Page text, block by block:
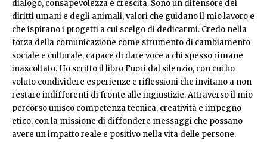
dialogo, consapevolezza e crescita. Sono un difensore dei
diritti umani e degli animali, valori che guidano il mio lavoro e
che ispirano i progetti a cui scelgo di dedicarmi. Credo nella
forza della comunicazione come strumento di cambiamento
sociale e culturale, capace di dare voce a chi spesso rimane
inascoltato. Ho scritto il libro Fuori dal silenzio, con cui ho
voluto condividere esperienze e riflessioni che invitano a non
restare indifferenti di fronte alle ingiustizie. Attraverso il mio
percorso unisco competenza tecnica, creatività e impegno
etico, con la missione di diffondere messaggi che possano
avere un impatto reale e positivo nella vita delle persone.